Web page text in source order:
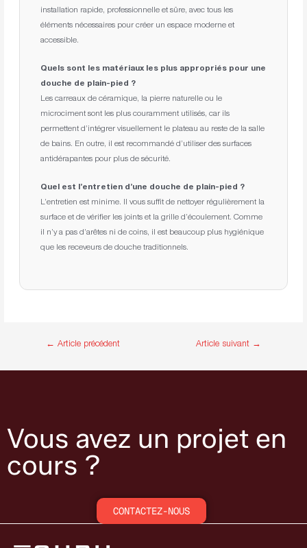
installation rapide, professionnelle et sûre, avec tous les
éléments nécessaires pour créer un espace moderne et
accessible.
Quels sont les matériaux les plus appropriés pour une
douche de plain-pied ?
Les carreaux de céramique, la pierre naturelle ou le
microciment sont les plus couramment utilisés, car ils
permettent d’intégrer visuellement le plateau au reste de la salle
de bains. En outre, il est recommandé d’utiliser des surfaces
antidérapantes pour plus de sécurité.
Quel est l’entretien d’une douche de plain-pied ?
L’entretien est minime. Il vous suffit de nettoyer régulièrement la
surface et de vérifier les joints et la grille d’écoulement. Comme
il n’y a pas d’arêtes ni de coins, il est beaucoup plus hygiénique
que les receveurs de douche traditionnels.
← Article précédent Article suivant →
Vous avez un projet en
cours ?
CONTACTEZ-NOUS